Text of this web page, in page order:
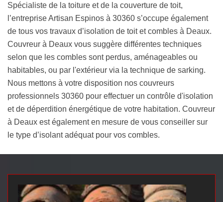
Spécialiste de la toiture et de la couverture de toit,
l’entreprise Artisan Espinos à 30360 s’occupe également
de tous vos travaux d’isolation de toit et combles à Deaux.
Couvreur à Deaux vous suggère différentes techniques
selon que les combles sont perdus, aménageables ou
habitables, ou par l'extérieur via la technique de sarking.
Nous mettons à votre disposition nos couvreurs
professionnels 30360 pour effectuer un contrôle d'isolation
et de déperdition énergétique de votre habitation. Couvreur
à Deaux est également en mesure de vous conseiller sur
le type d’isolant adéquat pour vos combles.